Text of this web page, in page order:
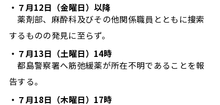
・７月12日（金曜日）以降
薬剤部、麻酔科及びその他関係職員とともに捜索
するものの発見に至らず。
・７月13日（土曜日）14時
都島警察署へ筋弛緩薬が所在不明であることを報
告する。
・７月18日（木曜日）17時